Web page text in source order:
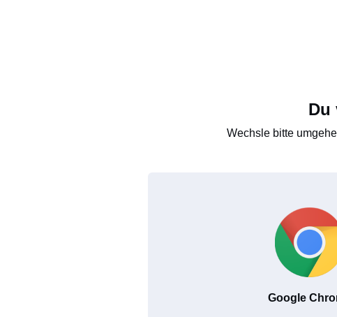
Du
Wechsle bitte
Google